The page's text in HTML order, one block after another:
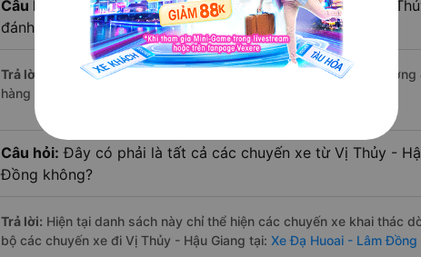
Câu hỏi:
Xe limousine nào từ Đạ Huoai - Lâm Đồng đi Vị
đánh giá tốt nhất?
Trả lời: Trong số các hãng, nổi bật nhất với điểm chất lượng
hàng – một con số minh chứng cho dịch vụ cao cấp và uy tín.
Câu hỏi: Đây có phải là tất cả các chuyến xe từ Vị Thủy -
Đồng không?
Trả lời: Hiện tại danh sách này chỉ thể hiện các chuyến xe khai thác
bộ các chuyến xe đi Vị Thủy - Hậu Giang tại: Xe Đạ Huoai - Lâm